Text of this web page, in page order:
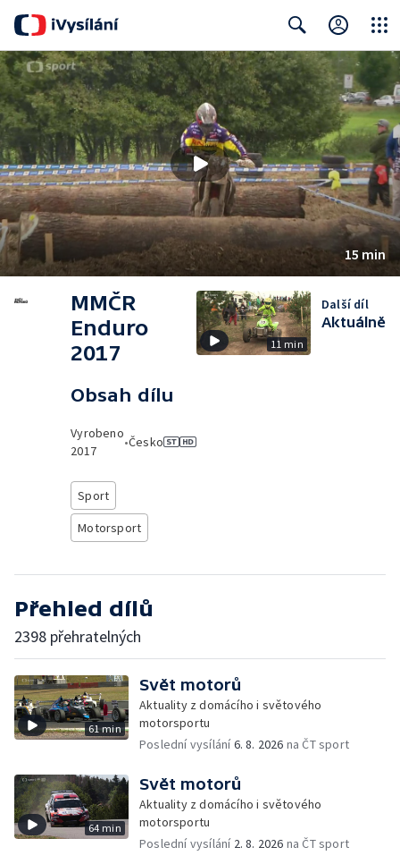
Search Close
15 min
MMČR
Enduro
2017
Obsah dílu
Vyrobeno
2017
•Česko
Sport
Motorsport
11 min
Další díl
Aktuálně
Přehled dílů
2398 přehratelných
61 min
Svět motorů
Aktuality z domácího i světového
motorsportu
Poslední vysílání6. 8. 2026 na ČT sport
64 min
Svět motorů
Aktuality z domácího i světového
motorsportu
Poslední vysílání 2. 8. 2026 na ČT sport